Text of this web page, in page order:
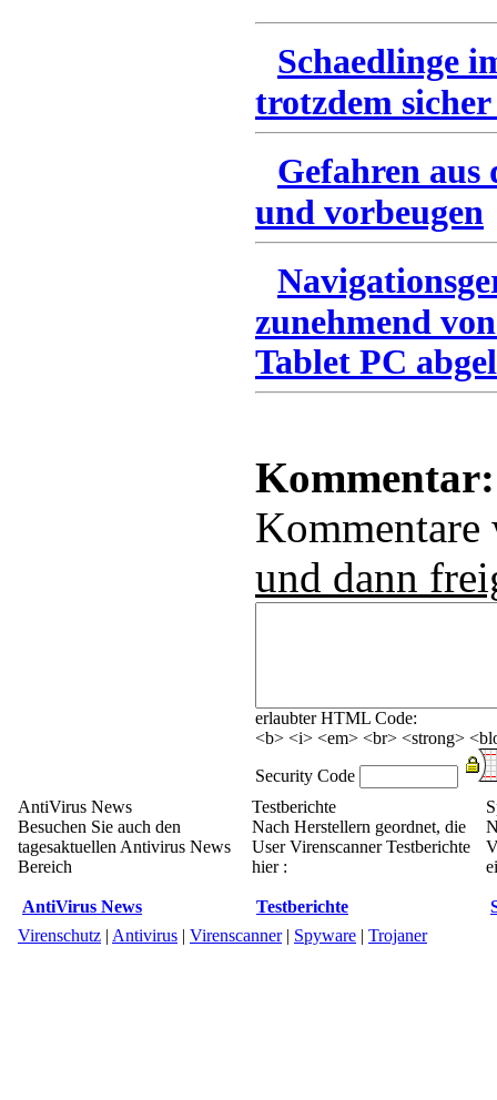
Schaedlinge
trotzdem
Gefahren
und vorbeugen
zunehmend
Tablet PC
Kommentar:
und dann
erlaubter HTML Code:
<b> <i> <em> <br> <strong>
Security Code
AntiVirus News
Besuchen Sie auch den
tagesaktuellen Antivirus News
Bereich
AntiVirus News
Testberichte
Nach Herstellern geordnet, die
User Virenscanner Testberichte
hier :
Testberichte
Virenschutz | Antivirus | Virenscanner| Spyware | Trojaner